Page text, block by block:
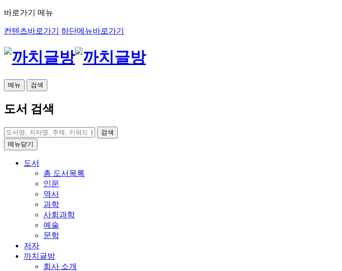
바로가기 메뉴
컨텐츠바로가기 하단메뉴바로가기
메뉴 검색
도서 검색
검색
메뉴닫기
도서
총 도서목록
인문
역사
과학
사회과학
예술
문학
저자
까치글방
회사 소개